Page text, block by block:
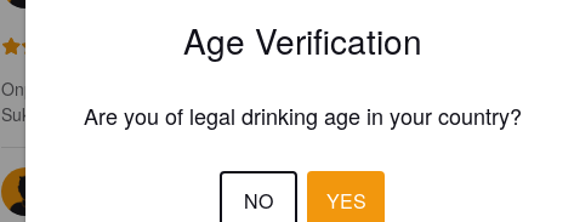
Onpahan hyvä tällainen semi vahva imp.
Suklainen ja tumma.
Age Verification
Are you of legal drinking age in your country?
NO YES